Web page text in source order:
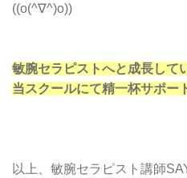
((o(^∇^)o))
敏腕セラピストへと成長して
当スクールにて精一杯サポー
以上、敏腕セラピスト講師